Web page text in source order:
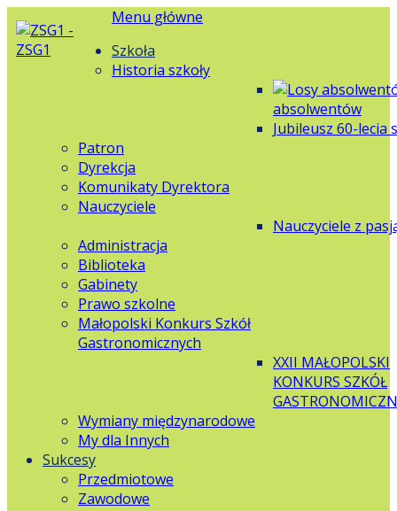
Menu główne
Szkoła
Historia szkoły
absolwentów
Jubileusz 60-lecia
Patron
Dyrekcja
Komunikaty Dyrektora
Nauczyciele
Nauczyciele z
Administracja
Biblioteka
Gabinety
Prawo szkolne
Małopolski Konkurs Szkół
Gastronomicznych
XXII MAŁOPOLSKI
KONKURS SZKÓŁ
Wymiany międzynarodowe
My dla Innych
Sukcesy
Przedmiotowe
Zawodowe